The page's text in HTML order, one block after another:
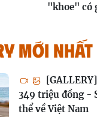
"khoe" có
MỚI NHẤT
349 triệu đồng -
thể về Việt Nam